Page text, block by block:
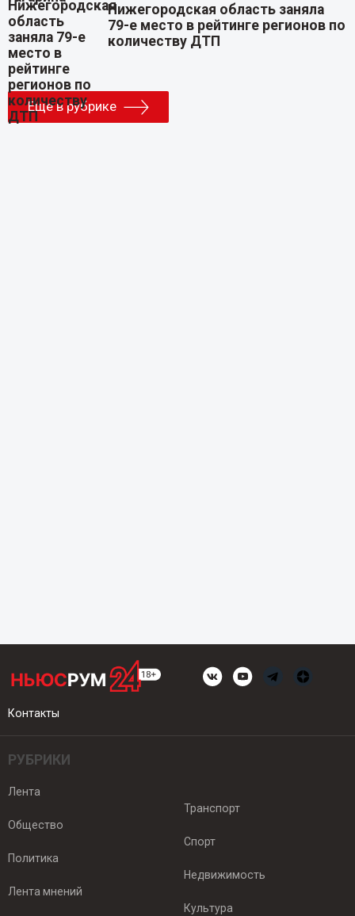
Нижегородская область заняла
79-е место в рейтинге регионов по
количеству ДТП
Еще в рубрике
Контакты
РУБРИКИ
Лента
Общество
Политика
Лента мнений
Транспорт
Спорт
Недвижимость
Культура